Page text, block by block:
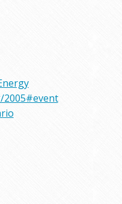
2005#event